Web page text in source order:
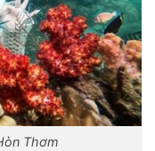
Thơm